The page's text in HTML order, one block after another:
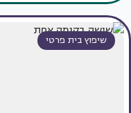
שיפוץ בית פרטי